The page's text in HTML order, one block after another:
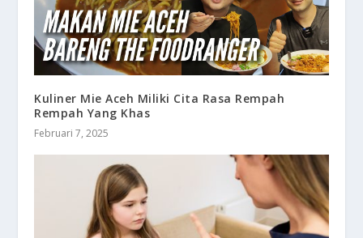
Kuliner Mie Aceh Miliki Cita Rasa Rempah
Rempah Yang Khas
Februari 7, 2025